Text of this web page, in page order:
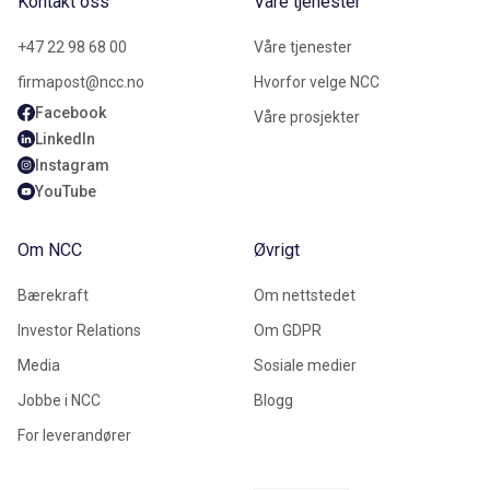
+47 22 98 68 00
firmapost@ncc.no
Facebook
LinkedIn
Instagram
YouTube
Våre tjenester
Hvorfor velge NCC
Våre prosjekter
Om NCC
Bærekraft
Investor Relations
Media
Jobbe i NCC
For leverandører
Øvrigt
Om nettstedet
Om GDPR
Sosiale medier
Blogg